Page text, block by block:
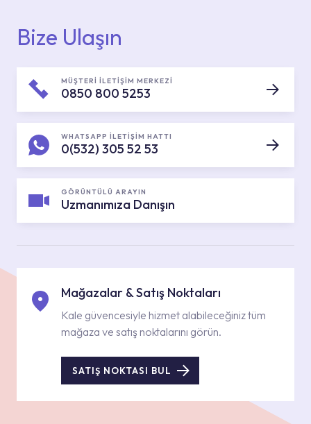
Bize Ulaşın
MÜŞTERİ İLETİŞİM MERKEZİ
0850 800 5253
WHATSAPP İLETİŞİM HATTI
0(532) 305 52 53
GÖRÜNTÜLÜ ARAYIN
Uzmanımıza Danışın
Mağazalar & Satış Noktaları
Kale güvencesiyle hizmet alabileceğiniz tüm
mağaza ve satış noktalarını görün.
SATIŞ NOKTASI BUL